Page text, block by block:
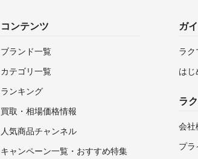
コンテンツ
ブランド一覧
カテゴリ一覧
ランキング
買取・相場価格情報
人気商品チャンネル
キャンペーン一覧・おすすめ特集
ガ
ラク
は
ラ
会社
プ